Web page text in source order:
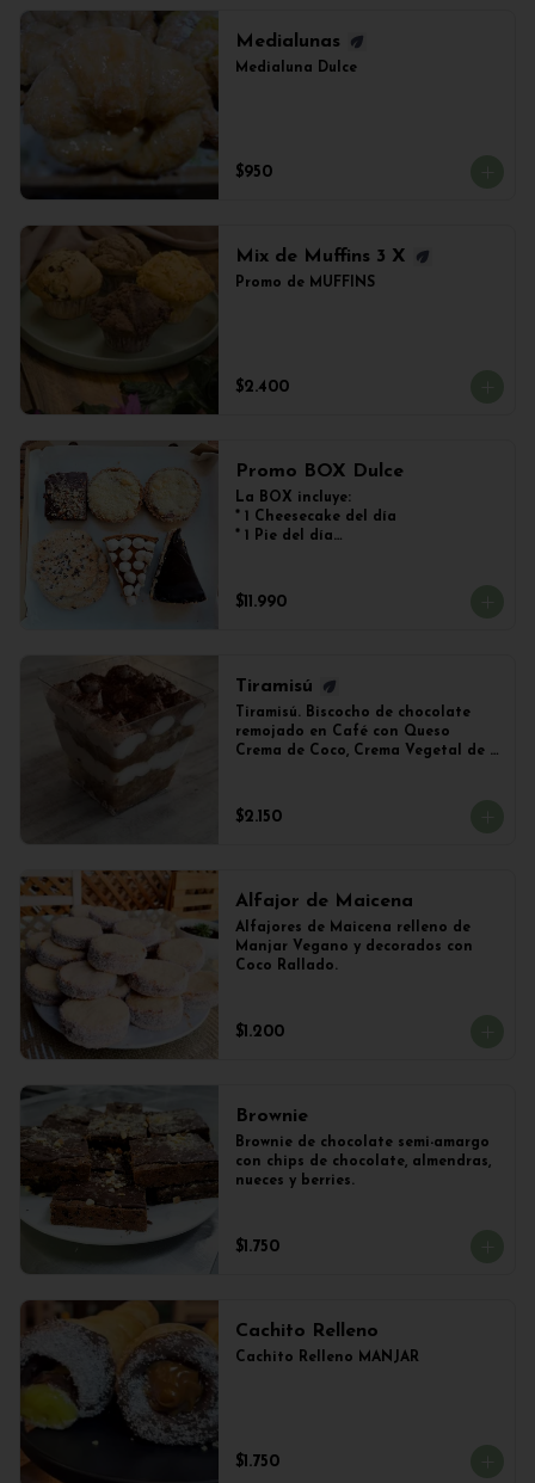
Medialunas
Medialuna Dulce
$950
Mix de Muffins 3 X
Promo de MUFFINS
$2.400
Promo BOX Dulce
La BOX incluye:
* 1 Cheesecake del día
* 1 Pie del día
* 2 Galletones de Avena
$11.990
Tiramisú
Tiramisú. Biscocho de chocolate
remojado en Café con Queso
Crema de Coco, Crema Vegetal de
$2.150
Alfajor de Maicena
Alfajores de Maicena relleno de
Manjar Vegano y decorados con
Coco Rallado.
$1.200
Brownie
Brownie de chocolate semi-amargo
con chips de chocolate, almendras,
nueces y berries.
$1.750
Cachito Relleno
Cachito Relleno MANJAR
$1.750